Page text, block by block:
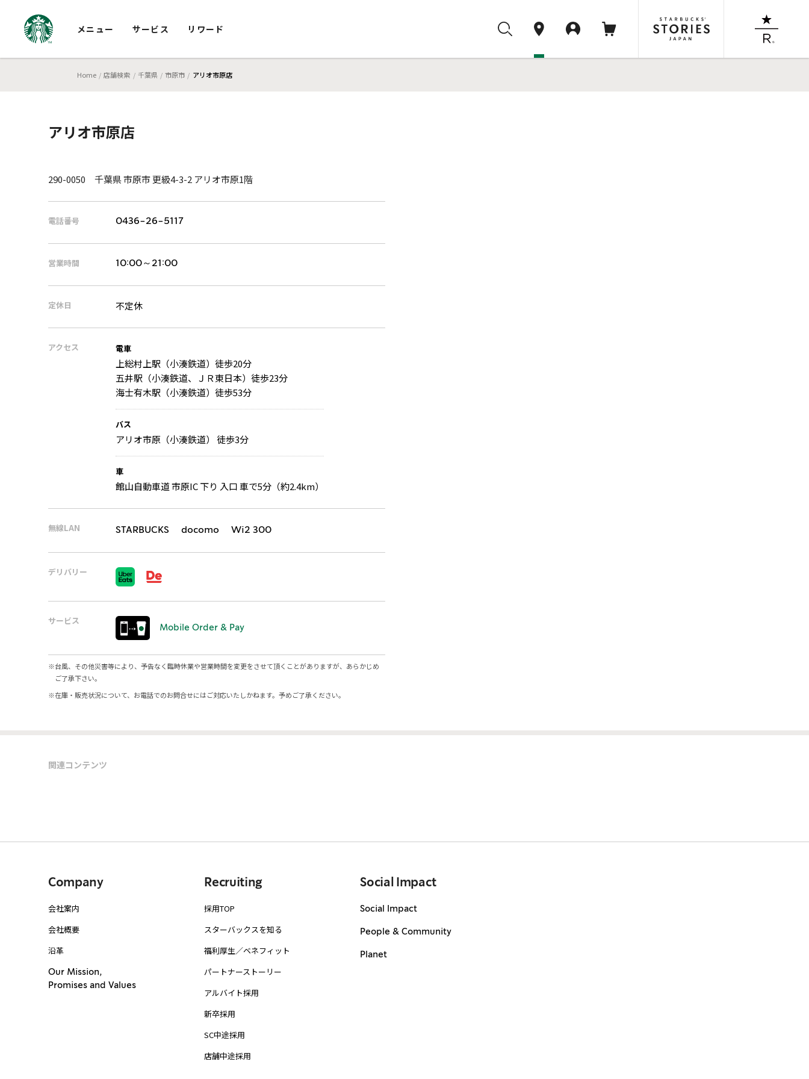
メニュー サービス リワード
Home 店舗検索 千葉県 市原市 アリオ市原店
アリオ市原店
290-0050 千葉県 市原市 更級4-3-2 アリオ市原1階
電話番号 0436-26-5117
営業時間 10:00～21:00
定休日 不定休
アクセス 電車
上総村上駅（小湊鉄道）徒歩20分
五井駅（小湊鉄道、ＪＲ東日本）徒歩23分
海士有木駅（小湊鉄道）徒歩53分
バス
アリオ市原（小湊鉄道） 徒歩3分
車
館山自動車道 市原IC 下り 入口 車で5分（約2.4km）
無線LAN STARBUCKS docomo Wi2 300
デリバリー
サービス
Mobile Order & Pay
※台風、その他災害等により、予告なく臨時休業や営業時間を変更をさせて頂くことがありますが、あらかじめ
ご了承下さい。
※在庫・販売状況について、お電話でのお問合せにはご対応いたしかねます。予めご了承ください。
関連コンテンツ
Company
会社案内
会社概要
沿革
Our Mission,
Promises and Values
Recruiting
採用TOP
スターバックスを知る
福利厚生／ベネフィット
パートナーストーリー
アルバイト採用
新卒採用
SC中途採用
店舗中途採用
Social Impact
Social Impact
People & Community
Planet